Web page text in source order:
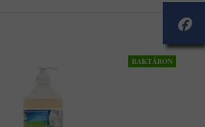
RAKTÁRON